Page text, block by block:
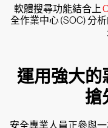
軟體搜尋功能結合上
全作業中心 (SOC) 分
運用強大的
搶
安全專業人員正參與